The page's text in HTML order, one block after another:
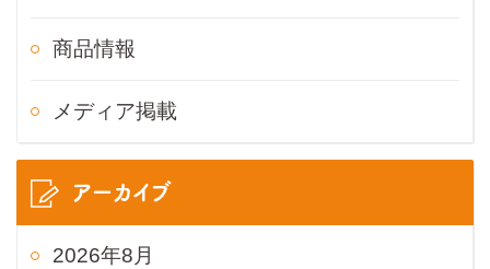
商品情報
メディア掲載
アーカイブ
2026年8月